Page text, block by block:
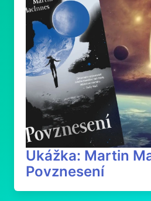
Ukážka: Martin
Povznesení